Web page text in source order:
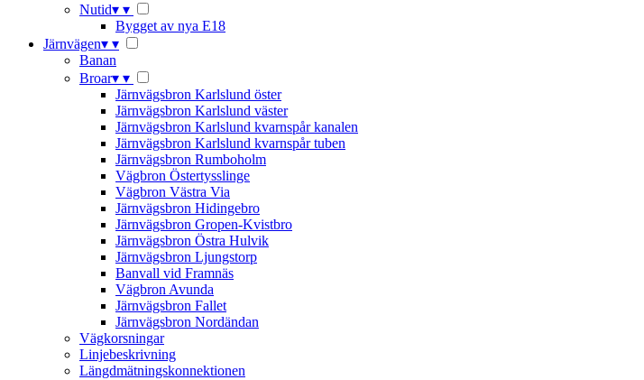
Nutid▾ ▾
Bygget av nya E18
Järnvägen▾ ▾
Banan
Broar▾ ▾
Järnvägsbron Karlslund öster
Järnvägsbron Karlslund väster
Järnvägsbron Karlslund kvarnspår kanalen
Järnvägsbron Karlslund kvarnspår tuben
Järnvägsbron Rumboholm
Vägbron Östertysslinge
Vägbron Västra Via
Järnvägsbron Hidingebro
Järnvägsbron Gropen-Kvistbro
Järnvägsbron Östra Hulvik
Järnvägsbron Ljungstorp
Banvall vid Framnäs
Vägbron Avunda
Järnvägsbron Fallet
Järnvägsbron Nordändan
Vägkorsningar
Linjebeskrivning
Längdmätningskonnektionen